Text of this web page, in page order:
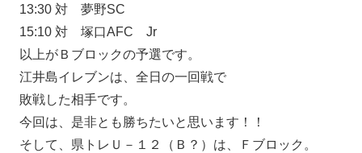
13:30 対 夢野SC
15:10 対 塚口AFC Jr
以上がＢブロックの予選です。
江井島イレブンは、全日の一回戦で
敗戦した相手です。
今回は、是非とも勝ちたいと思います！！
そして、県トレＵ－１２（Ｂ？）は、Ｆブロック。